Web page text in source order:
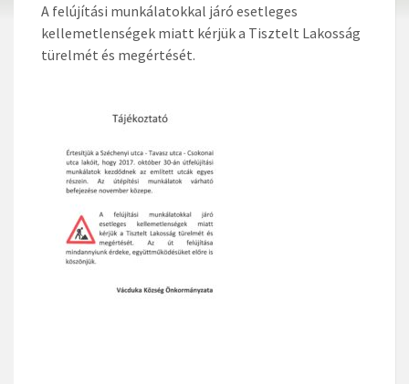
A felújítási munkálatokkal járó esetleges
kellemetlenségek miatt kérjük a Tisztelt Lakosság
türelmét és megértését.